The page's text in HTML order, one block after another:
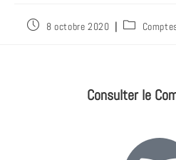
8 octobre 2020
Consulter le